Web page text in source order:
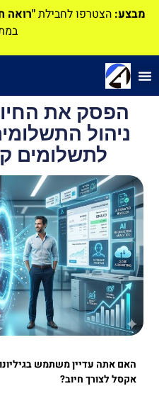
מבצע: הצטרפו לחבילת"רואה
הפסק את
ניהול
לתשלומים
האם אתה עדיין משתמש
אקסל לצורך חיוב?